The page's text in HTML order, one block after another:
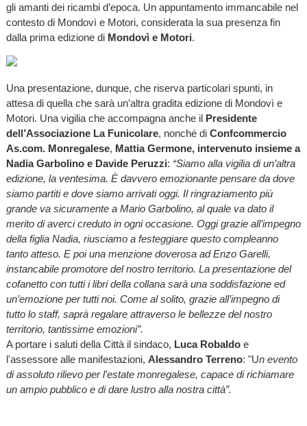
gli amanti dei ricambi d’epoca. Un appuntamento immancabile nel
contesto di Mondovì e Motori, considerata la sua presenza fin
dalla prima edizione di Mondovì e Motori.
Una presentazione, dunque, che riserva particolari spunti, in
attesa di quella che sarà un’altra gradita edizione di Mondovì e
Motori. Una vigilia che accompagna anche il Presidente
dell’Associazione La Funicolare, nonché di Confcommercio
As.com. Monregalese, Mattia Germone, intervenuto insieme a
Nadia Garbolino e Davide Peruzzi: “Siamo alla vigilia di un’altra
edizione, la ventesima. È davvero emozionante pensare da dove
siamo partiti e dove siamo arrivati oggi. Il ringraziamento più
grande va sicuramente a Mario Garbolino, al quale va dato il
merito di averci creduto in ogni occasione. Oggi grazie all’impegno
della figlia Nadia, riusciamo a festeggiare questo compleanno
tanto atteso. E poi una menzione doverosa ad Enzo Garelli,
instancabile promotore del nostro territorio. La presentazione del
cofanetto con tutti i libri della collana sarà una soddisfazione ed
un’emozione per tutti noi. Come al solito, grazie all’impegno di
tutto lo staff, saprà regalare attraverso le bellezze del nostro
territorio, tantissime emozioni”.
A portare i saluti della Città il sindaco, Luca Robaldoe
l'assessore alle manifestazioni, Alessandro Terreno: "Un evento
di assoluto rilievo per l’estate monregalese, capace di richiamare
un ampio pubblico e di dare lustro alla nostra città”.